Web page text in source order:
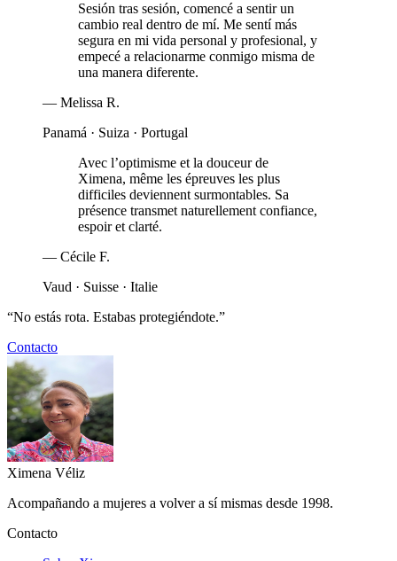
Sesión tras sesión, comencé a sentir un
cambio real dentro de mí. Me sentí más
segura en mi vida personal y profesional, y
empecé a relacionarme conmigo misma de
una manera diferente.
— Melissa R.
Panamá · Suiza · Portugal
Avec l’optimisme et la douceur de
Ximena, même les épreuves les plus
difficiles deviennent surmontables. Sa
présence transmet naturellement confiance,
espoir et clarté.
— Cécile F.
Vaud · Suisse · Italie
“No estás rota. Estabas protegiéndote.”
Contacto
Ximena Véliz
Acompañando a mujeres a volver a sí mismas desde 1998.
Contacto